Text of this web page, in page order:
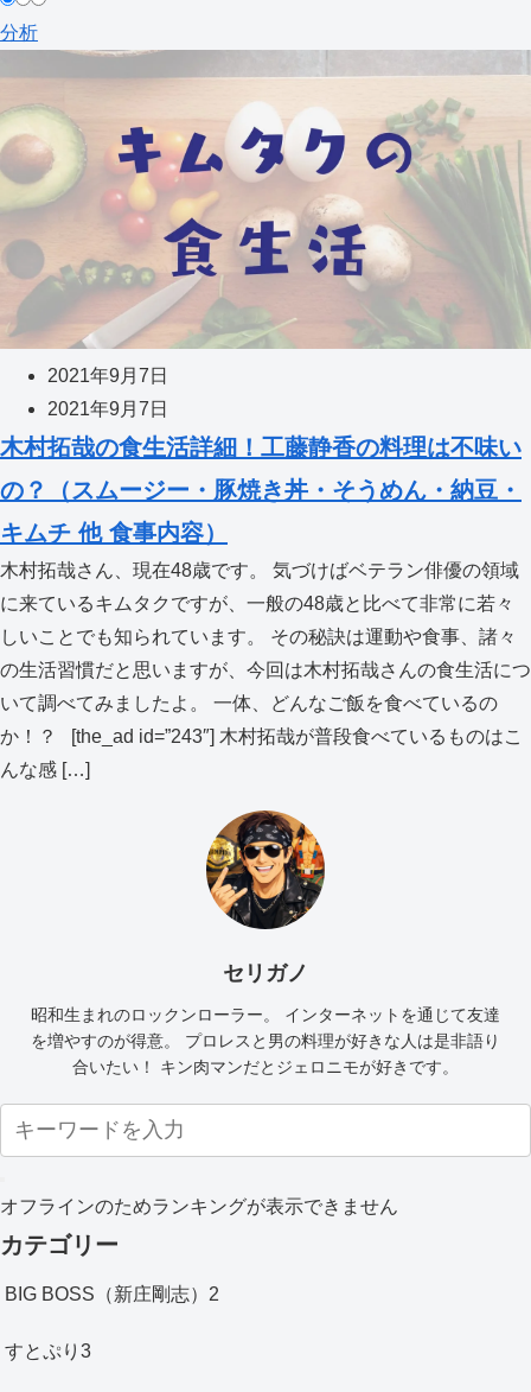
分析
2021年9月7日
2021年9月7日
木村拓哉の食生活詳細！工藤静香の料理は不味い
の？（スムージー・豚焼き丼・そうめん・納豆・
キムチ 他 食事内容）
木村拓哉さん、現在48歳です。 気づけばベテラン俳優の領域
に来ているキムタクですが、一般の48歳と比べて非常に若々
しいことでも知られています。 その秘訣は運動や食事、諸々
の生活習慣だと思いますが、今回は木村拓哉さんの食生活につ
いて調べてみましたよ。 一体、どんなご飯を食べているの
か！？ [the_ad id=”243″] 木村拓哉が普段食べているものはこ
んな感 […]
セリガノ
昭和生まれのロックンローラー。 インターネットを通じて友達
を増やすのが得意。 プロレスと男の料理が好きな人は是非語り
合いたい！ キン肉マンだとジェロニモが好きです。
オフラインのためランキングが表示できません
カテゴリー
BIG BOSS（新庄剛志） 2
すとぷり 3